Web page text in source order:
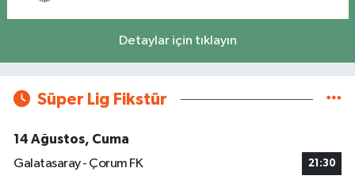
Detaylar için tıklayın
Süper Lig Fikstür
14 Ağustos, Cuma
Galatasaray - Çorum FK
21:30